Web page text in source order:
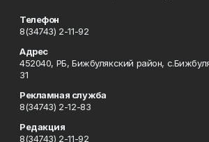
Телефон
8(34743) 2-11-92
Адрес
452040, РБ, Бижбулякский район,
31
Рекламная служба
8(34743) 2-12-83
Редакция
8(34743) 2-11-92